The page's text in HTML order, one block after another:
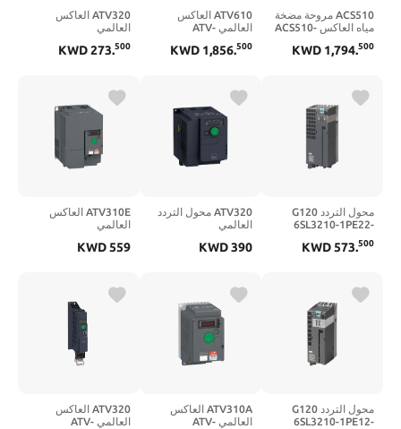
ACS510 مروحة مضخة
مياه العاكس ACS510-
KWD 1,794.500
ATV610 العاكس
العالمي ATV-
ATV610D55N4
KWD 1,856.500
ATV320 العاكس
العالمي
ATV320U06N4B
KWD273.500
محول التردد G120
6SL3210-1PE22-
6SL32101PE227UL0
KWD573.500
ATV320 محول التردد
العالمي
ATV320U40N4C
KWD390
ATV310E العاكس
العالمي
ATV310HD11N4E
KWD559
محول التردد G120
6SL3210-1PE12-
ATV310A العاكس
العالمي ATV-
ATV320 العاكس
العالمي ATV-